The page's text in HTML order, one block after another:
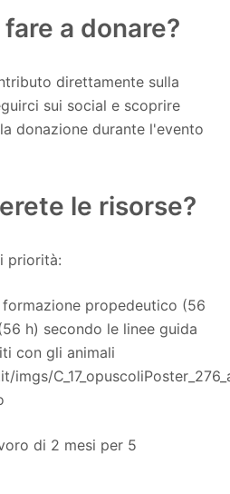
a donare?
direttamente sulla
sui social e scoprire
donazione durante l'evento
le risorse?
priorità:
propedeutico (56
h) secondo le linee guida
con gli animali
imgs/
di 2 mesi per 5